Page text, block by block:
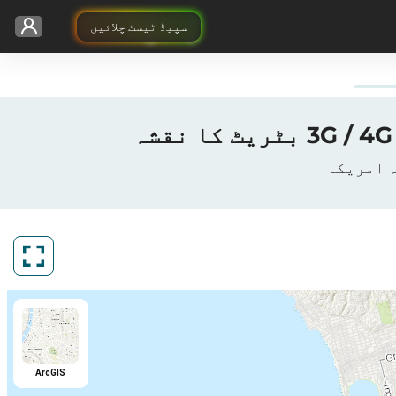
سپیڈ ٹیسٹ چلائیں
ArcGIS